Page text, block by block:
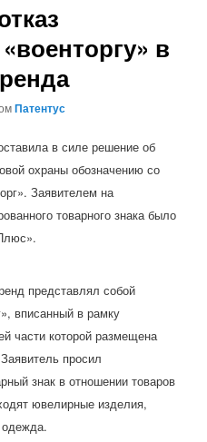
в
Патентус
в силе решение об
охраны обозначению со
Заявителем на
товарного знака было
представлял собой
вписанный в рамку
части которой размещена
просил
знак в отношении товаров
ювелирные изделия,